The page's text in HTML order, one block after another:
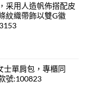
采用人造帆佈搭配皮
紋織帶飾以雙G徽
士單肩包，專櫃同
號:100823